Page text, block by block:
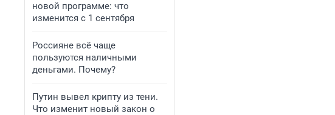
новой программе: что
изменится с 1 сентября
Россияне всё чаще
пользуются наличными
деньгами. Почему?
Путин вывел крипту из тени.
Что изменит новый закон о